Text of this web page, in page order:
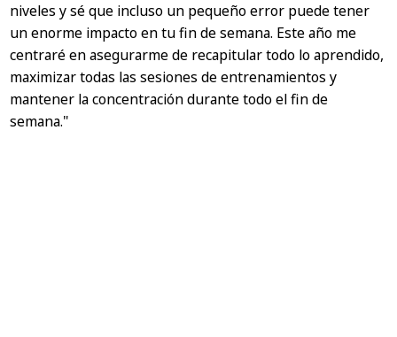
niveles y sé que incluso un pequeño error puede tener
un enorme impacto en tu fin de semana. Este año me
centraré en asegurarme de recapitular todo lo aprendido,
maximizar todas las sesiones de entrenamientos y
mantener la concentración durante todo el fin de
semana."